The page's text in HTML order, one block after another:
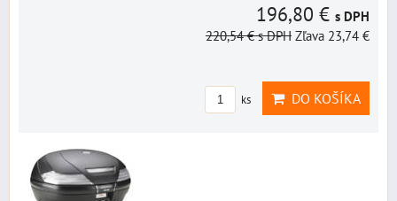
196,80 € s DPH
220,54 €s DPH Zľava 23,74 €
ks DO KOŠÍKA